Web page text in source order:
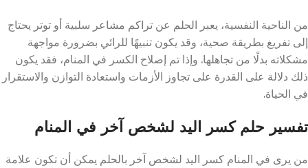
من الناحية النفسية، يعبر الحلم عن تراكم مشاعر سلبية أو توتر يحتاج
إلى تفريغ بطريقة صحية، وقد يكون تنبيهًا للرائي بضرورة مواجهة
مشكلاته بدلًا من تجاهلها. وإذا تم إصلاح الكسر في المنام، فقد يكون
ذلك دلالة على القدرة على تجاوز الأزمات واستعادة التوازن والاستقرار
في الحياة.
تفسير حلم كسر اليد لشخص آخر في المنام
من يرى في المنام كسر اليد لشخص آخر بالحلم يمكن أن تكون علامة